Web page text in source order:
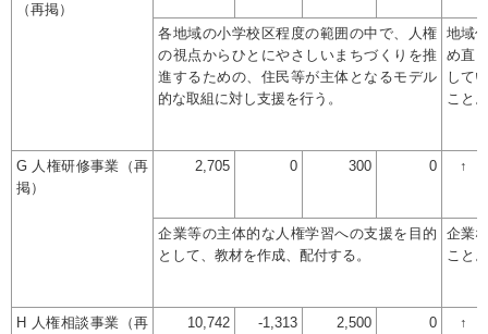
（再掲）
各地域の小学校区程度の範囲の中で、人権
の視点からひとにやさしいまちづくりを推
進するための、住民等が主体となるモデル
的な取組に対し支援を行う。
地域
め直
して
こと。
G 人権研修事業（再
掲）
2,705 0 300 0 ↑
企業等の主体的な人権学習への支援を目的
として、教材を作成、配付する。
企業
こと。
H 人権相談事業（再
10,742 -1,313 2,500 0 ↑